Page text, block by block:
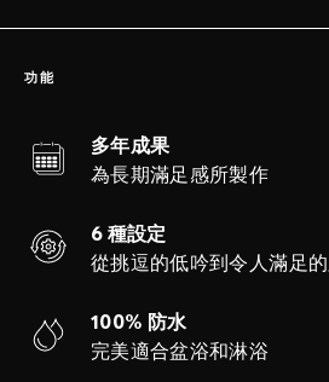
功能
多年成果
為長期滿足感所製作
6 種設定
從挑逗的低吟到令人滿足
100% 防水
完美適合盆浴和淋浴